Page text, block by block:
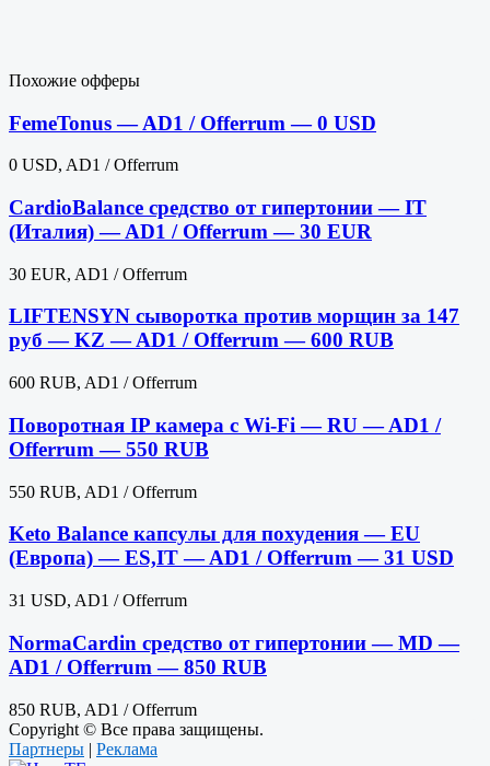
Похожие офферы
FemeTonus — AD1 / Offerrum — 0 USD
0 USD, AD1 / Offerrum
CardioBalance средство от гипертонии — IT
(Италия) — AD1 / Offerrum — 30 EUR
30 EUR, AD1 / Offerrum
LIFTENSYN сыворотка против морщин за 147
руб — KZ — AD1 / Offerrum — 600 RUB
600 RUB, AD1 / Offerrum
Поворотная IP камера с Wi-Fi — RU — AD1 /
Offerrum — 550 RUB
550 RUB, AD1 / Offerrum
Keto Balance капсулы для похудения — EU
(Европа) — ES,IT — AD1 / Offerrum — 31 USD
31 USD, AD1 / Offerrum
NormaCardin средство от гипертонии — MD —
AD1 / Offerrum — 850 RUB
850 RUB, AD1 / Offerrum
Copyright © Все права защищены.
Партнеры | Реклама